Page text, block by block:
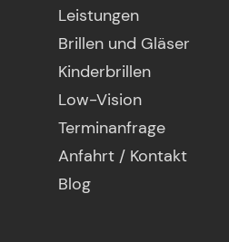
Leistungen
Brillen und Gläser
Kinderbrillen
Low-Vision
Terminanfrage
Anfahrt / Kontakt
Blog